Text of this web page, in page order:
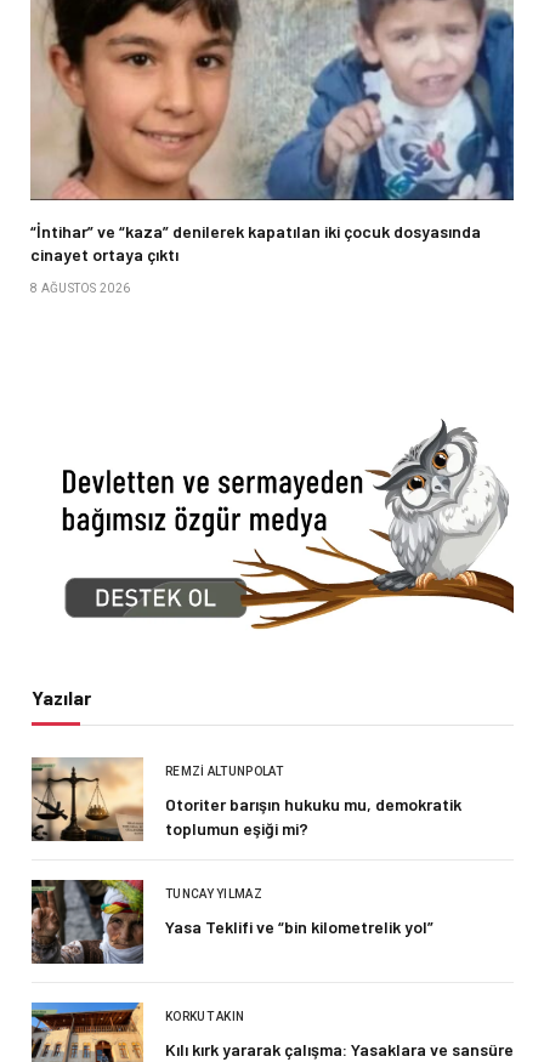
“İntihar” ve “kaza” denilerek kapatılan iki çocuk dosyasında
cinayet ortaya çıktı
8 AĞUSTOS 2026
Yazılar
REMZI ALTUNPOLAT
Otoriter barışın hukuku mu, demokratik
toplumun eşiği mi?
TUNCAY YILMAZ
Yasa Teklifi ve “bin kilometrelik yol”
KORKUT AKIN
Kılı kırk yararak çalışma: Yasaklara ve sansüre